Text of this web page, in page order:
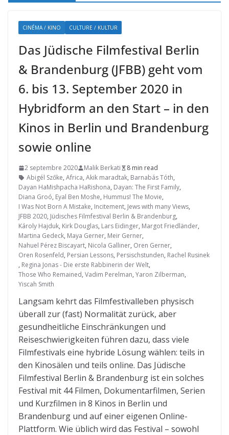
CINÉMA / KINO CULTURE / KULTUR
Das Jüdische Filmfestival Berlin
& Brandenburg (JFBB) geht vom
6. bis 13. September 2020 in
Hybridform an den Start – in den
Kinos in Berlin und Brandenburg
sowie online
2 septembre 2020 Malik Berkati
8 min read
Abigél Szőke, Africa, Akik maradtak, Barnabás Tóth,
Dayan HaMishpacha HaRishona, Dayan: The First Family,
Diana Groó, Eyal Ben Moshe, Hummus! The Movie,
I Was Not Born A Mistake, Incitement, Jews with many Views,
JFBB 2020, Jüdisches Filmfestival Berlin & Brandenburg,
Károly Hajduk, Kirk Douglas, Lars Eidinger, Margot Friedländer,
Martina Gedeck, Maya Gerner, Meir Gerner,
Nahuel Pérez Biscayart, Nicola Galliner, Oren Gerner,
Oren Rosenfeld, Persian Lessons, Persischstunden, Rachel Rusinek
, Regina Jonas - Die erste Rabbinerin der Welt,
Those Who Remained, Vadim Perelman, Yaron Zilberman,
Yiscah Smith
Langsam kehrt das Filmfestivalleben physisch
überall zur (fast) Normalität zurück, aber
gesundheitliche Einschränkungen und
Reiseschwierigkeiten führen dazu, dass viele
Filmfestivals eine hybride Lösung wählen: teils in
den Kinosälen und teils online. Das Jüdische
Filmfestival Berlin & Brandenburg ist ein solches
Festival mit 44 Filmen, Dokumentarfilmen, Serien
und Kurzfilmen in 8 Kinos in Berlin und
Brandenburg und auf einer eigenen Online-
Plattform. Wie üblich wird das Festival – sowohl